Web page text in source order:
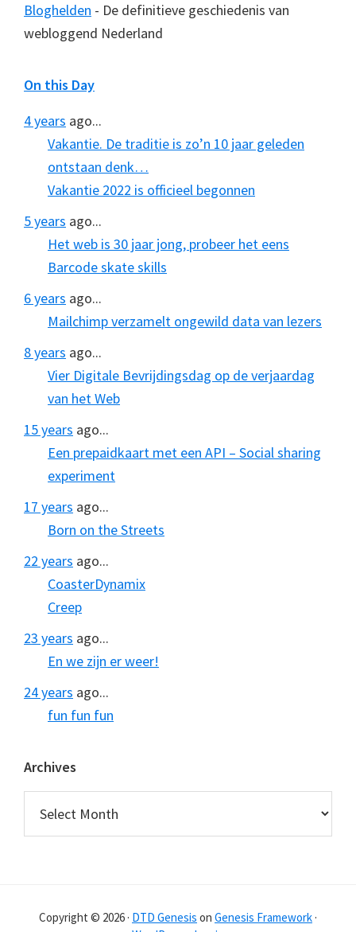
Bloghelden - De definitieve geschiedenis van
webloggend Nederland
On this Day
4 years ago...
Vakantie. De traditie is zo’n 10 jaar geleden
ontstaan denk…
Vakantie 2022 is officieel begonnen
5 years ago...
Het web is 30 jaar jong, probeer het eens
Barcode skate skills
6 years ago...
Mailchimp verzamelt ongewild data van lezers
8 years ago...
Vier Digitale Bevrijdingsdag op de verjaardag
van het Web
15 years ago...
Een prepaidkaart met een API – Social sharing
experiment
17 years ago...
Born on the Streets
22 years ago...
CoasterDynamix
Creep
23 years ago...
En we zijn er weer!
24 years ago...
fun fun fun
Archives
Copyright © 2026 · DTD Genesis on Genesis Framework ·